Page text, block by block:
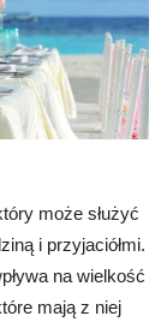
może służyć
i przyjaciółmi.
na wielkość
mają z niej